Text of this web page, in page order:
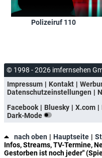
Polizeiruf 110
© 1998 - 2026 imfernsehen
Impressum
Kontakt
Datenschutzeinstellungen
Facebook
Bluesky X.com
Dark-Mode
nach oben Hauptseite
Infos, Streams, TV-Termine,
Gestorben ist noch jeder"